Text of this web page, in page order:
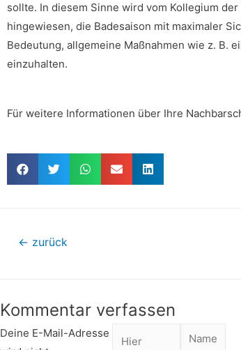
sollte. In diesem Sinne wird vom Kollegium
hingewiesen, die Badesaison mit maximaler
Bedeutung, allgemeine Maßnahmen wie z. B.
einzuhalten.
Für weitere Informationen über Ihre
← zurück
Kommentar verfassen
Deine E-Mail-Adresse